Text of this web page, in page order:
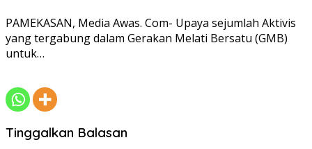
PAMEKASAN, Media Awas. Com- Upaya sejumlah Aktivis
yang tergabung dalam Gerakan Melati Bersatu (GMB)
untuk…
Tinggalkan Balasan